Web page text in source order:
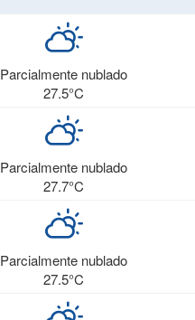
Parcialmente nublado
27.5°C
Parcialmente nublado
27.7°C
Parcialmente nublado
27.5°C